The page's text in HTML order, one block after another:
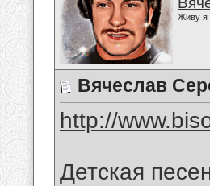
Живу я
Вячеслав
http://
Детская